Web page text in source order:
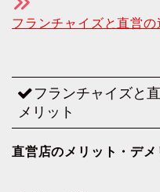
フランチャイズと直営
フランチャイズと
メリット
直営店のメリット・デメ